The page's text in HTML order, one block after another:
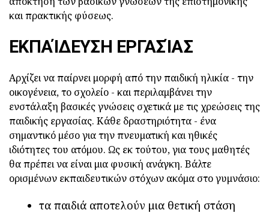
και πρακτικής φύσεως.
ΕΚΠΑΊΔΕΥΣΗ ΕΡΓΑΣΊΑΣ
Αρχίζει να παίρνει μορφή από την παιδική ηλικία - την
οικογένεια, το σχολείο - και περιλαμβάνει την
ενστάλαξη βασικές γνώσεις σχετικά με τις χρεώσεις της
παιδικής εργασίας. Κάθε δραστηριότητα - ένα
σημαντικό μέσο για την πνευματική και ηθικές
ιδιότητες του ατόμου. Ως εκ τούτου, για τους μαθητές
θα πρέπει να είναι μια φυσική ανάγκη. Βάλτε
ορισμένων εκπαιδευτικών στόχων ακόμα στο γυμνάσιο:
τα παιδιά αποτελούν μια θετική στάση